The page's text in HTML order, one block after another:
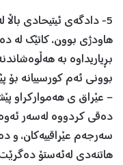
5- دادگەی ئیتیحادی
بڕیاریداوە بە
بوونی ئەم كورسییانە بۆ
دەقی كردووە لەسەر
سەرجەم عێراقییەكان، و
هاتنەدی لەئەستۆ